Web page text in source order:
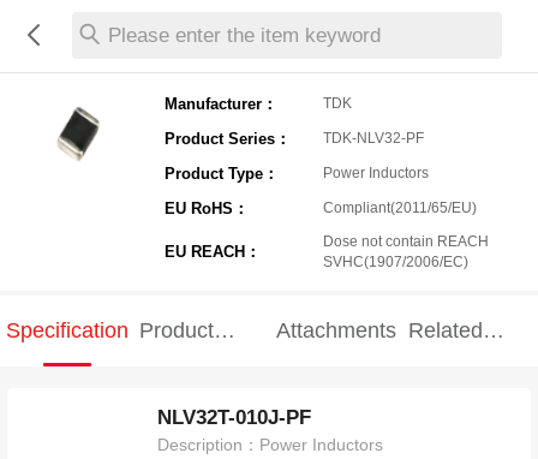
Please enter the item keyword
Manufacturer： TDK
Product Series： TDK-NLV32-PF
Product Type： Power Inductors
EU RoHS： Compliant(2011/65/EU)
EU REACH：
Dose not contain REACH
SVHC(1907/2006/EC)
Specification Product
Attachments Related
NLV32T-010J-PF
Description： Power Inductors